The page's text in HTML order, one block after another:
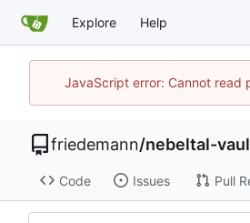
Explore Help
JavaScript error: Cannot read
friedemann/nebeltal-
Code Issues Pull